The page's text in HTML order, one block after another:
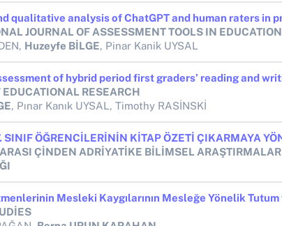
JOURNAL OF ASSESSMENT TOOLS IN EDUCATION
Huzeyfe BİLGE, Pinar Kanik UYSAL
EDUCATIONAL RESEARCH
, Pınar Kanık UYSAL, Timothy RASİNSKİ